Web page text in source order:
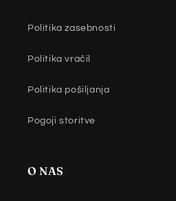
Politika zasebnosti
Politika vračil
Politika pošiljanja
Pogoji storitve
O NAS